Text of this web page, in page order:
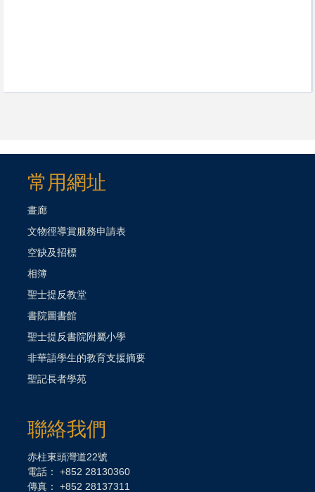
常用網址
畫廊
文物徑導賞服務申請表
空缺及招標
相簿
聖士提反教堂
書院圖書館
聖士提反書院附屬小學
非華語學生的教育支援摘要
聖記長者學苑
聯絡我們
赤柱東頭灣道22號
電話： +852 28130360
傳真： +852 28137311